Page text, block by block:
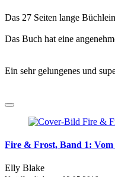
Das 27 Seiten lange
Das Buch hat eine
Ein sehr gelungenes und
Fire & Frost, Band 1:
Elly Blake